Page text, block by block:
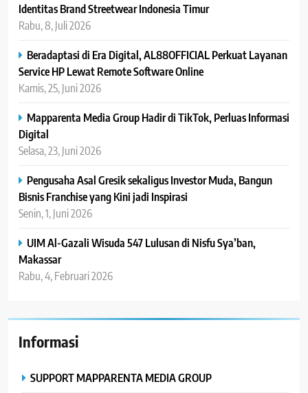
Identitas Brand Streetwear Indonesia Timur
Rabu, 8, Juli 2026
Beradaptasi di Era Digital, AL88OFFICIAL Perkuat Layanan
Service HP Lewat Remote Software Online
Kamis, 25, Juni 2026
Mapparenta Media Group Hadir di TikTok, Perluas Informasi
Digital
Selasa, 23, Juni 2026
Pengusaha Asal Gresik sekaligus Investor Muda, Bangun
Bisnis Franchise yang Kini jadi Inspirasi
Senin, 1, Juni 2026
UIM Al-Gazali Wisuda 547 Lulusan di Nisfu Sya’ban,
Makassar
Rabu, 4, Februari 2026
Informasi
SUPPORT MAPPARENTA MEDIA GROUP